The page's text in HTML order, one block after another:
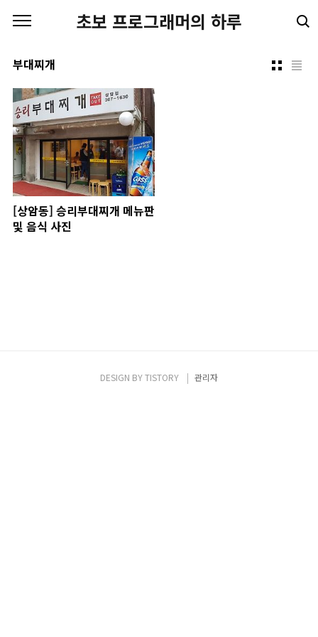
초보 프로그래머의 하루
부대찌개
[상암동] 승리부대찌개 메뉴판
및 음식 사진
DESIGN BYTISTORY 관리자